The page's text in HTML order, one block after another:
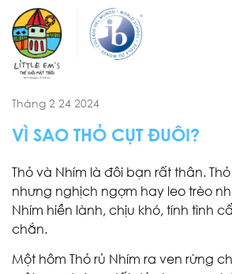
Tháng 2 24 2024
VÌ SAO THỎ CỤT ĐUÔI?
Thỏ và Nhím là đôi bạn rất thân.
nhưng nghịch ngợm hay leo trèo
Nhím hiền lành, chịu khó, tính tình
chắn.
Một hôm Thỏ rủ Nhím ra ven rừng